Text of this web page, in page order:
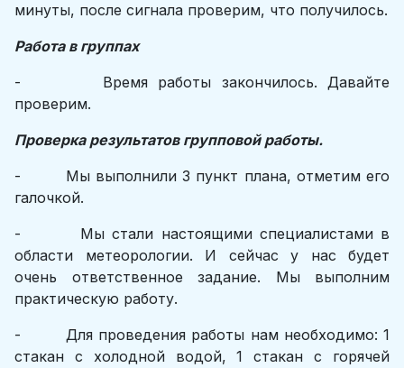
минуты, после сигнала проверим, что получилось.
Работа в группах
- Время работы закончилось. Давайте
проверим.
Проверка результатов групповой работы.
- Мы выполнили 3 пункт плана, отметим его
галочкой.
- Мы стали настоящими специалистами в
области метеорологии. И сейчас у нас будет
очень ответственное задание. Мы выполним
практическую работу.
- Для проведения работы нам необходимо: 1
стакан с холодной водой, 1 стакан с горячей